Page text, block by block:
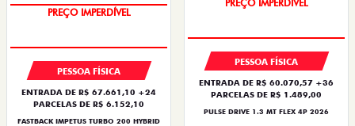
PREÇO IMPERDÍVEL
PESSOA FÍSICA
ENTRADA DE R$ 67.661,10 +24
PARCELAS DE R$ 6.152,10
FASTBACK IMPETUS TURBO 200 HYBRID
PREÇO IMPERDÍVEL
PESSOA FÍSICA
ENTRADA DE R$ 60.070,57 +36
PARCELAS DE R$ 1.489,00
PULSE DRIVE 1.3 MT FLEX 4P 2026